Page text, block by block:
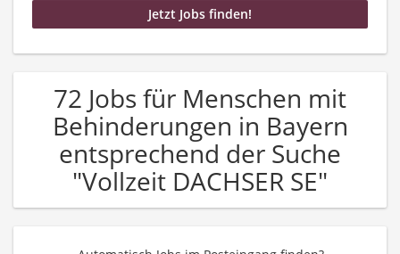
72 Jobs für Menschen mit
Behinderungen in Bayern
entsprechend der Suche
"Vollzeit DACHSER SE"